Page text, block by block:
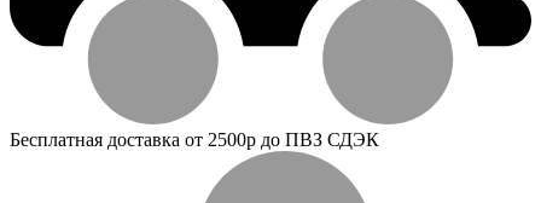
Бесплатная доставка от 2500р до ПВЗ СДЭК